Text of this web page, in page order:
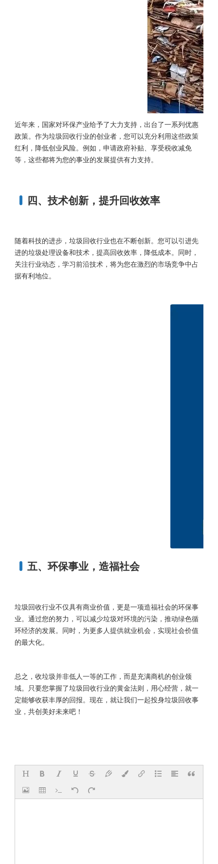
近年来，国家对环保产业给予了大力支持，出台了一系列优惠
政策。作为垃圾回收行业的创业者，您可以充分利用这些政策
红利，降低创业风险。例如，申请政府补贴、享受税收减免
等，这些都将为您的事业的发展提供有力支持。
四、技术创新，提升回收效率
随着科技的进步，垃圾回收行业也在不断创新。您可以引进先
进的垃圾处理设备和技术，提高回收效率，降低成本。同时，
关注行业动态，学习前沿技术，将为您在激烈的市场竞争中占
据有利地位。
五、环保事业，造福社会
垃圾回收行业不仅具有商业价值，更是一项造福社会的环保事
业。通过您的努力，可以减少垃圾对环境的污染，推动绿色循
环经济的发展。同时，为更多人提供就业机会，实现社会价值
的最大化。
总之，收垃圾并非低人一等的工作，而是充满商机的创业领
域。只要您掌握了垃圾回收行业的黄金法则，用心经营，就一
定能够收获丰厚的回报。现在，就让我们一起投身垃圾回收事
业，共创美好未来吧！